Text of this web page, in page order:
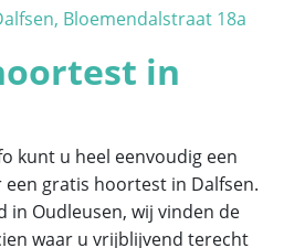
Bloemendalstraat 18a
in
kunt u heel eenvoudig een
gratis hoortest in Dalfsen.
in Oudleusen, wij vinden de
waar u vrijblijvend terecht